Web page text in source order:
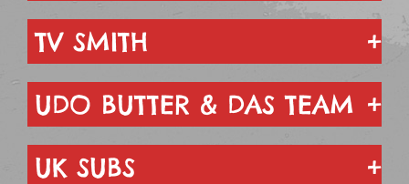
TV SMITH
UDO BUTTER & DAS TEAM
UK SUBS